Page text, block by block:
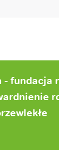
- fundacja